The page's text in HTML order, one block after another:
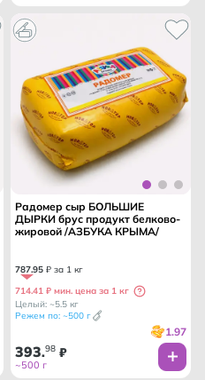
Радомер сыр БОЛЬШИЕ
ДЫРКИ брус продукт белково-
жировой /АЗБУКА КРЫМА/
787.95 ₽ за 1 кг
714.41 ₽ мин. цена за 1 кг
Целый: ~5.5 кг
Режем по: ~500 г
1.97
393.98 ₽
~500 г